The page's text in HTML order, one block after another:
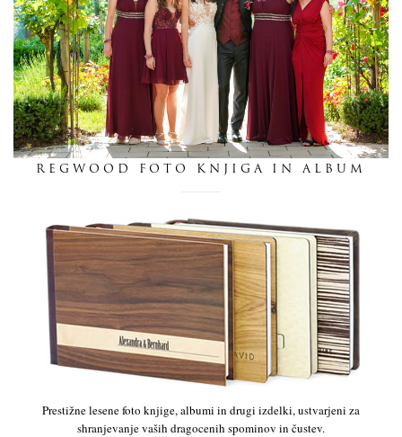
dnevnik
REGWOOD FOTO KNJIGA IN ALBUM
Prestižne lesene foto knjige, albumi in drugi izdelki, ustvarjeni za
shranjevanje vaših dragocenih spominov in čustev.